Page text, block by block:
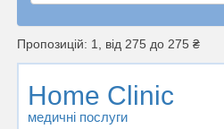
Пропозицій: 1, від 275 до 275 ₴
Home Clinic
медичні послуги